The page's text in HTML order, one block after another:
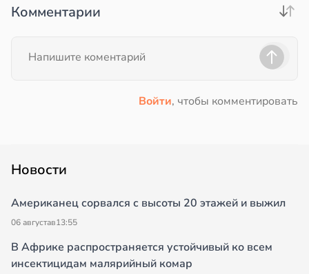
Комментарии
Войти, чтобы комментировать
Новости
Американец сорвался с высоты 20 этажей и выжил
06 августав13:55
В Африке распространяется устойчивый ко всем
инсектицидам малярийный комар